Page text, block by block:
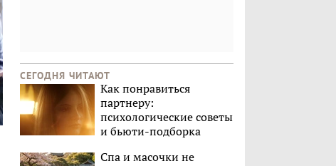
СЕГОДНЯ ЧИТАЮТ
Как понравиться
партнеру:
психологические советы
и бьюти-подборка
Спа и масочки не